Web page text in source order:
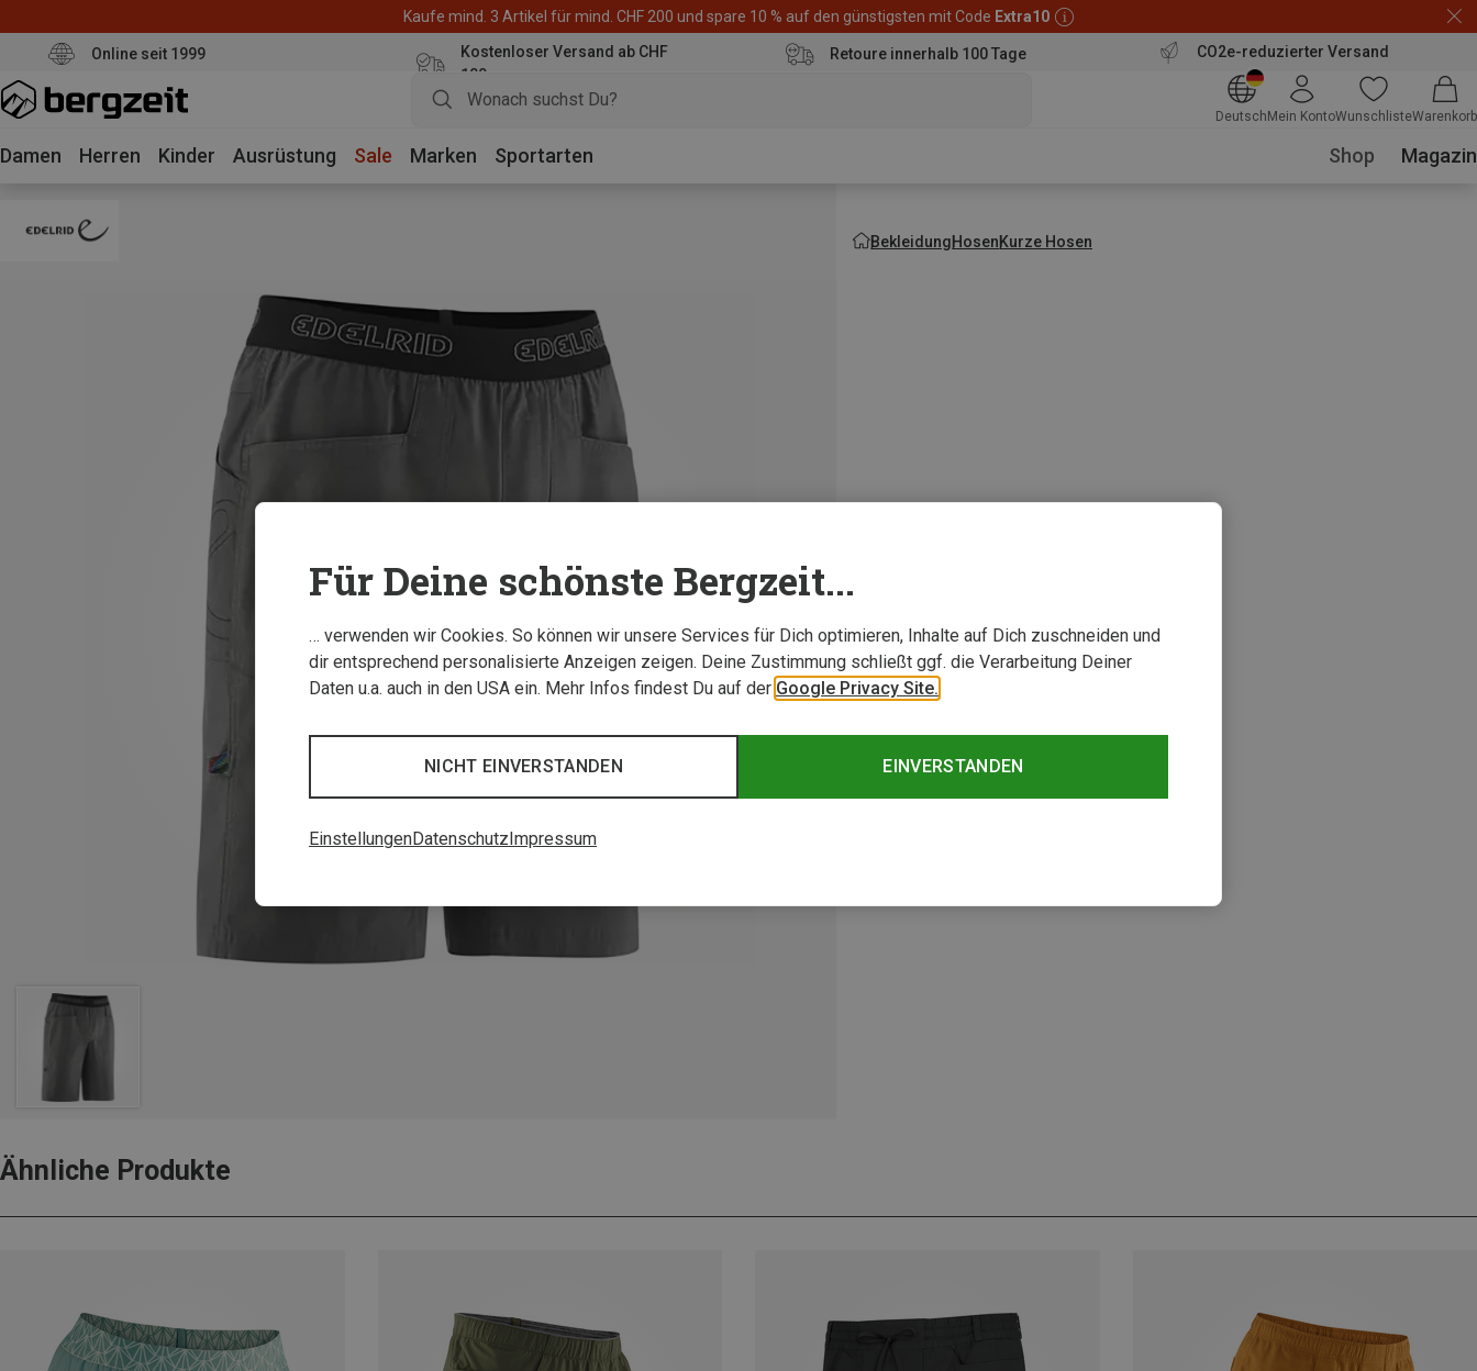
Kaufe mind. 3 Artikel für mind. CHF 200 und spare 10 % auf den günstigsten mit Code Extra10
Online seit 1999
Kostenloser Versand ab CHF
100
Retoure innerhalb 100 Tage CO2e-reduzierter Versand
Deutsch Mein KontoWunschlisteWarenkorb
Damen Herren Kinder Ausrüstung Sale Marken Sportarten Shop Magazin
BekleidungHosenKurze Hosen
Ähnliche Produkte
Für Deine schönste Bergzeit...
… verwenden wir Cookies. So können wir unsere Services für Dich optimieren, Inhalte auf Dich zuschneiden und
dir entsprechend personalisierte Anzeigen zeigen. Deine Zustimmung schließt ggf. die Verarbeitung Deiner
Daten u.a. auch in den USA ein. Mehr Infos findest Du auf der Google Privacy Site.
EINVERSTANDEN
NICHT EINVERSTANDEN
EinstellungenDatenschutz Impressum